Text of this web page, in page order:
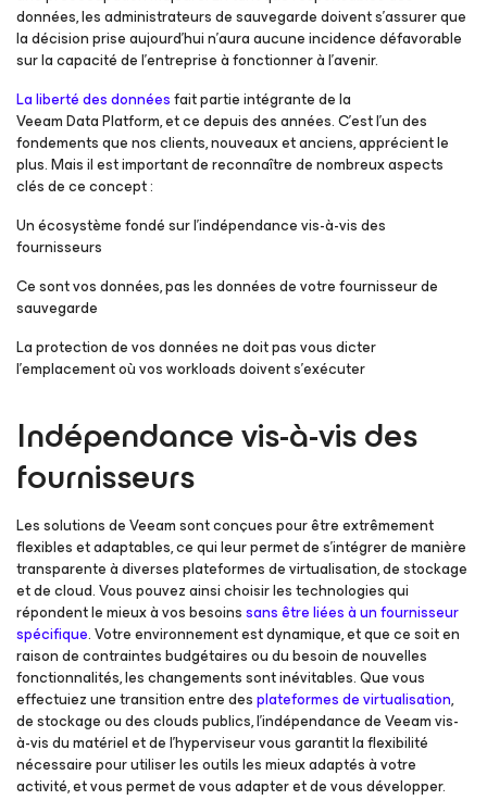
données, les administrateurs de sauvegarde doivent s’assurer que
la décision prise aujourd’hui n’aura aucune incidence défavorable
sur la capacité de l’entreprise à fonctionner à l’avenir.
La liberté des donnéesfait partie intégrante de la
Veeam Data Platform, et ce depuis des années. C’est l’un des
fondements que nos clients, nouveaux et anciens, apprécient le
plus. Mais il est important de reconnaître de nombreux aspects
clés de ce concept :
Un écosystème fondé sur l’indépendance vis-à-vis des
fournisseurs
Ce sont vos données, pas les données de votre fournisseur de
sauvegarde
La protection de vos données ne doit pas vous dicter
l’emplacement où vos workloads doivent s’exécuter
Indépendance vis-à-vis des
fournisseurs
Les solutions de Veeam sont conçues pour être extrêmement
flexibles et adaptables, ce qui leur permet de s’intégrer de manière
transparente à diverses plateformes de virtualisation, de stockage
et de cloud. Vous pouvez ainsi choisir les technologies qui
répondent le mieux à vos besoinssans être liées à un fournisseur
spécifique. Votre environnement est dynamique, et que ce soit en
raison de contraintes budgétaires ou du besoin de nouvelles
fonctionnalités, les changements sont inévitables. Que vous
effectuiez une transition entre desplateformes de virtualisation,
de stockage ou des clouds publics, l’indépendance de Veeam vis-
à-vis du matériel et de l’hyperviseur vous garantit la flexibilité
nécessaire pour utiliser les outils les mieux adaptés à votre
activité, et vous permet de vous adapter et de vous développer.